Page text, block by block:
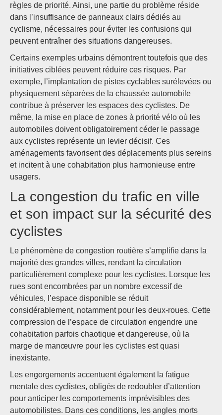
règles de priorité. Ainsi, une partie du problème réside
dans l’insuffisance de panneaux clairs dédiés au
cyclisme, nécessaires pour éviter les confusions qui
peuvent entraîner des situations dangereuses.
Certains exemples urbains démontrent toutefois que des
initiatives ciblées peuvent réduire ces risques. Par
exemple, l’implantation de pistes cyclables surélevées ou
physiquement séparées de la chaussée automobile
contribue à préserver les espaces des cyclistes. De
même, la mise en place de zones à priorité vélo où les
automobiles doivent obligatoirement céder le passage
aux cyclistes représente un levier décisif. Ces
aménagements favorisent des déplacements plus sereins
et incitent à une cohabitation plus harmonieuse entre
usagers.
La congestion du trafic en ville
et son impact sur la sécurité des
cyclistes
Le phénomène de congestion routière s’amplifie dans la
majorité des grandes villes, rendant la circulation
particulièrement complexe pour les cyclistes. Lorsque les
rues sont encombrées par un nombre excessif de
véhicules, l’espace disponible se réduit
considérablement, notamment pour les deux-roues. Cette
compression de l’espace de circulation engendre une
cohabitation parfois chaotique et dangereuse, où la
marge de manœuvre pour les cyclistes est quasi
inexistante.
Les engorgements accentuent également la fatigue
mentale des cyclistes, obligés de redoubler d’attention
pour anticiper les comportements imprévisibles des
automobilistes. Dans ces conditions, les angles morts